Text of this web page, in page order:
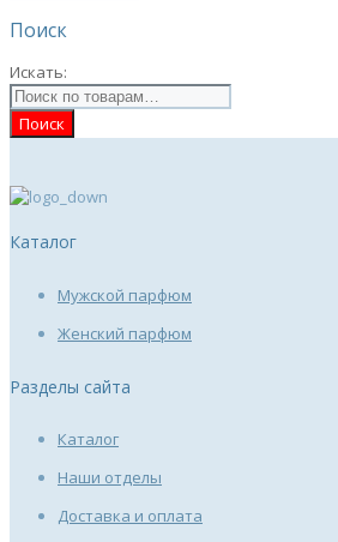
Поиск
Искать:
Каталог
Мужской парфюм
Женский парфюм
Разделы сайта
Каталог
Наши отделы
Доставка и оплата